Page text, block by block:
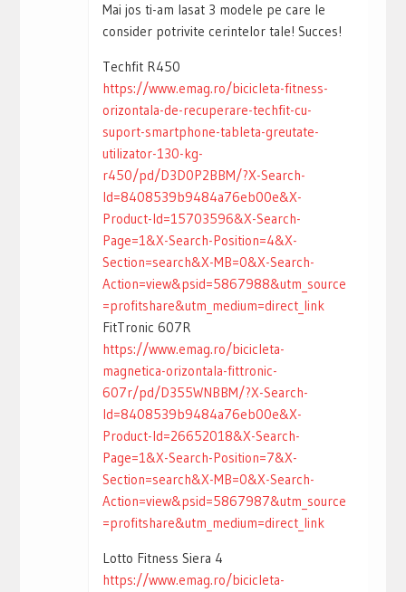
Mai jos ti-am lasat 3 modele pe care le
consider potrivite cerintelor tale! Succes!
Techfit R450
https://www.emag.ro/bicicleta-fitness-
orizontala-de-recuperare-techfit-cu-
suport-smartphone-tableta-greutate-
utilizator-130-kg-
r450/pd/D3D0P2BBM/?X-Search-
Id=8408539b9484a76eb00e&X-
Product-Id=15703596&X-Search-
Page=1&X-Search-Position=4&X-
Section=search&X-MB=0&X-Search-
Action=view&psid=5867988&utm_source
=profitshare&utm_medium=direct_link
FitTronic 607R
https://www.emag.ro/bicicleta-
magnetica-orizontala-fittronic-
607r/pd/D355WNBBM/?X-Search-
Id=8408539b9484a76eb00e&X-
Product-Id=26652018&X-Search-
Page=1&X-Search-Position=7&X-
Section=search&X-MB=0&X-Search-
Action=view&psid=5867987&utm_source
=profitshare&utm_medium=direct_link
Lotto Fitness Siera 4
https://www.emag.ro/bicicleta-